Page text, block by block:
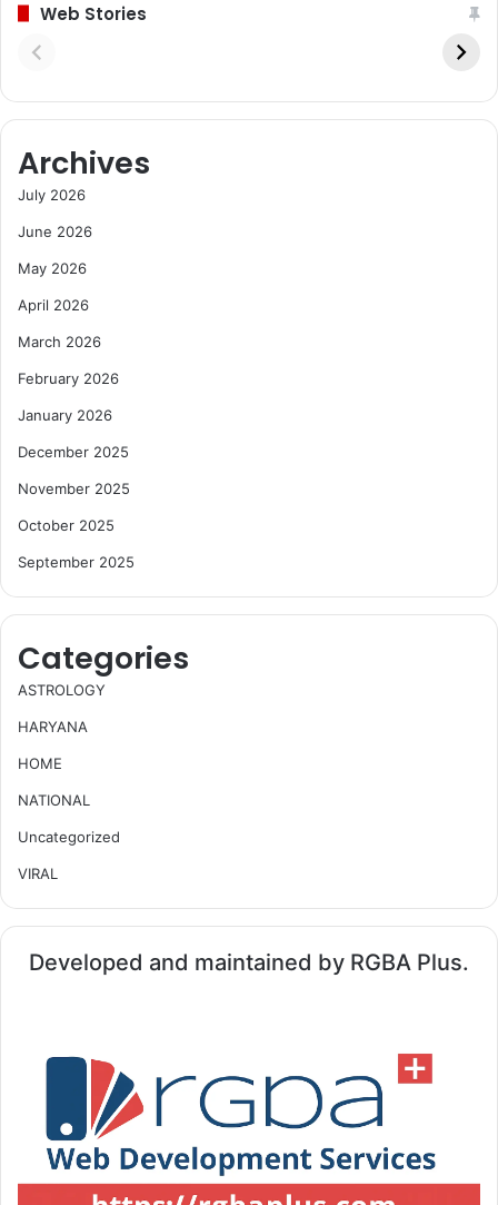
Web Stories
Archives
July 2026
June 2026
May 2026
April 2026
March 2026
February 2026
January 2026
December 2025
November 2025
October 2025
September 2025
Categories
ASTROLOGY
HARYANA
HOME
NATIONAL
Uncategorized
VIRAL
Developed and maintained by RGBA Plus.